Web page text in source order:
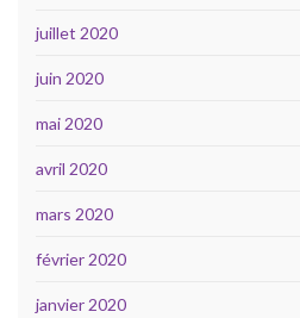
juillet 2020
juin 2020
mai 2020
avril 2020
mars 2020
février 2020
janvier 2020